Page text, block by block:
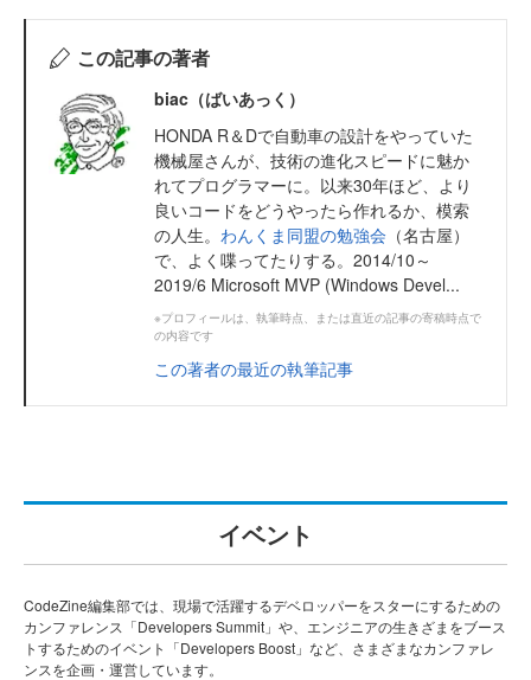
この記事の著者
biac（ばいあっく）
HONDA R＆Dで自動車の設計をやっていた
機械屋さんが、技術の進化スピードに魅か
れてプログラマーに。以来30年ほど、より
良いコードをどうやったら作れるか、模索
の人生。 わんくま同盟の勉強会 （名古屋）
で、よく喋ってたりする。2014/10～
2019/6 Microsoft MVP (Windows Devel...
※プロフィールは、執筆時点、または直近の記事の寄稿時点で
の内容です
この著者の最近の執筆記事
イベント
CodeZine編集部では、現場で活躍するデベロッパーをスターにするための
カンファレンス「Developers Summit」や、エンジニアの生きざまをブース
トするためのイベント「Developers Boost」など、さまざまなカンファレ
ンスを企画・運営しています。